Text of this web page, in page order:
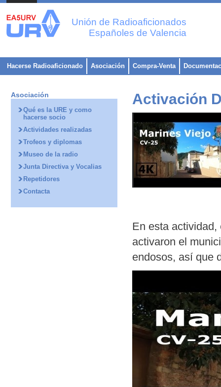
Unión de Radioaficionados
Españoles de Valencia
Hacerse Radioaficionado Asociación Compra-Venta
Activación
En esta
activaron el
endosos, así que
Asociación
Qué es la URE y como
hacerse socio
Actividades realizadas
Trofeos y diplomas
Museo de la radio
Junta Directiva y Vocalias
Repetidores
Contacta